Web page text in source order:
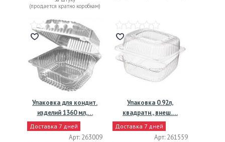
(продается кратно коробкам)
Упаковка для кондит.
изделий 1360 мл,…
Доставка 7 дней
Арт: 263009
Упаковка 0.92л,
квадратн., внеш.…
Доставка 7 дней
Арт: 261559